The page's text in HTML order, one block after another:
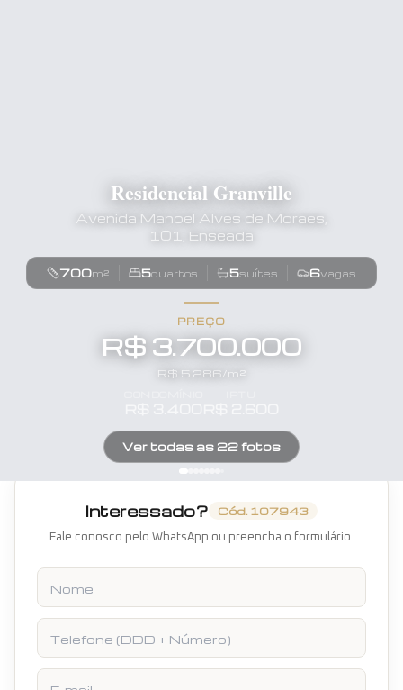
Residencial Granville
Avenida Manoel Alves de Moraes,
101, Enseada
700m² 5quartos 5suítes 6vagas
PREÇO
R$ 3.700.000
R$ 5.286/m²
Ver todas as 22fotos
Interessado? Cód. 107943
Fale conosco pelo WhatsApp ou preencha o formulário.
Nome
Telefone
E-mail